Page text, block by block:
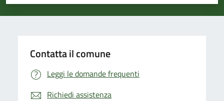
Contatta il comune
Leggi le domande frequenti
Richiedi assistenza